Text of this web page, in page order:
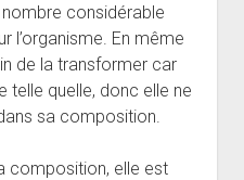
considérable
l’organisme. En même
de la transformer car
telle quelle, donc elle ne
sa composition.
composition, elle est